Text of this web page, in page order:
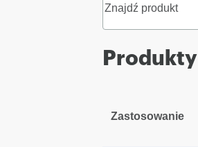
Produkty
Zastosowanie